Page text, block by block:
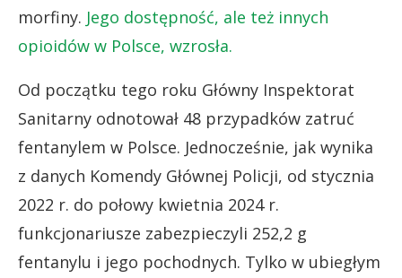
morfiny. Jego dostępność, ale też innych
opioidów w Polsce, wzrosła.
Od początku tego roku Główny Inspektorat
Sanitarny odnotował 48 przypadków zatruć
fentanylem w Polsce. Jednocześnie, jak wynika
z danych Komendy Głównej Policji, od stycznia
2022 r. do połowy kwietnia 2024 r.
funkcjonariusze zabezpieczyli 252,2 g
fentanylu i jego pochodnych. Tylko w ubiegłym